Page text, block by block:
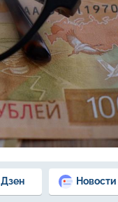
Дзен Новости